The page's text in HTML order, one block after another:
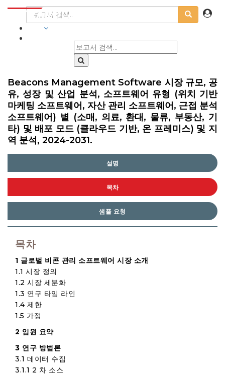
Beacons Management Software 시장 규모, 공
유, 성장 및 산업 분석, 소프트웨어 유형 (위치 기반
마케팅 소프트웨어, 자산 관리 소프트웨어, 근접 분석
소프트웨어) 별 (소매, 의료, 환대, 물류, 부동산, 기
타) 및 배포 모드 (클라우드 기반, 온 프레미스) 및 지
역 분석, 2024-2031.
설명
목차
샘플 요청
목차
1 글로벌 비콘 관리 소프트웨어 시장 소개
1.1 시장 정의
1.2 시장 세분화
1.3 연구 타임 라인
1.4 제한
1.5 가정
2 임원 요약
3 연구 방법론
3.1 데이터 수집
3.1.1 2 차 소스